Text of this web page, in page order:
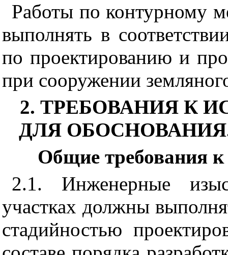
Работы по контурному
выполнять в
по проектированию и
при сооружении
2. ТРЕБОВАНИЯ К
ДЛЯ
Общие требования
2.1. Инженерные
участках должны
стадийностью